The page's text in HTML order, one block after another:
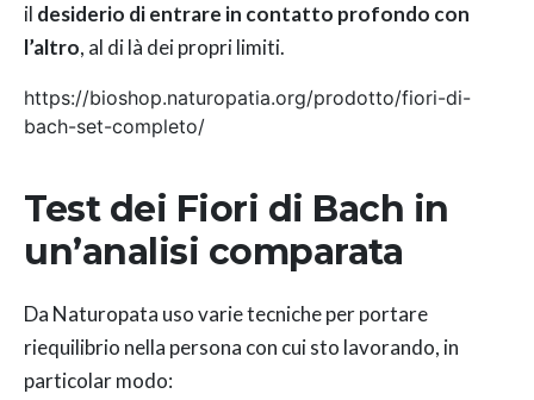
il desiderio di entrare in contatto profondo con
l’altro, al di là dei propri limiti.
https://bioshop.naturopatia.org/prodotto/fiori-di-
bach-set-completo/
Test dei Fiori di Bach in
un’analisi comparata
Da Naturopata uso varie tecniche per portare
riequilibrio nella persona con cui sto lavorando, in
particolar modo: